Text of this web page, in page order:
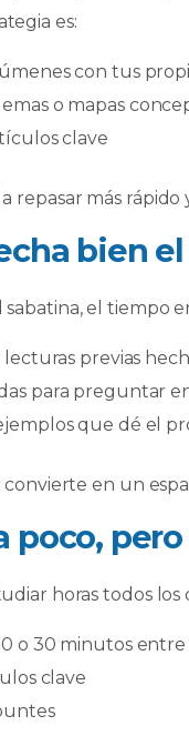
es:
con tus
o mapas
clave
repasar más
bien
el tiempo
previas
para preguntar
que dé el
convierte en un
poco,
horas todos los
o 30 minutos entre
clave